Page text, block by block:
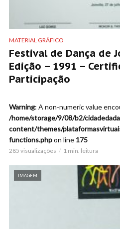
MATERIAL GRÁFICO
Festival de Dança de
Edição – 1991 –
Participação
Warning: A non-numeric value
/home/storage/9/08/b2/
content/themes/
functions.phpon line 175
285 visualizações 1 min. leitura
IMAGEM